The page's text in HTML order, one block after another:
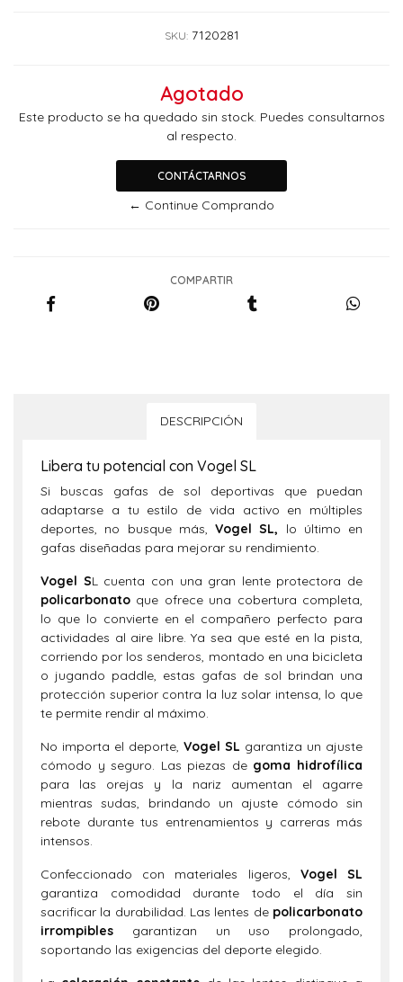
SKU: 7120281
Agotado
Este producto se ha quedado sin stock. Puedes consultarnos
al respecto.
CONTÁCTARNOS
← Continue Comprando
COMPARTIR
DESCRIPCIÓN
Libera tu potencial con Vogel SL
Si buscas gafas de sol deportivas que puedan
adaptarse a tu estilo de vida activo en múltiples
deportes, no busque más, Vogel SL, lo último en
gafas diseñadas para mejorar su rendimiento.
Vogel SL cuenta con una gran lente protectora de
policarbonato que ofrece una cobertura completa,
lo que lo convierte en el compañero perfecto para
actividades al aire libre. Ya sea que esté en la pista,
corriendo por los senderos, montado en una bicicleta
o jugando paddle, estas gafas de sol brindan una
protección superior contra la luz solar intensa, lo que
te permite rendir al máximo.
No importa el deporte, Vogel SL garantiza un ajuste
cómodo y seguro. Las piezas de goma hidrofílica
para las orejas y la nariz aumentan el agarre
mientras sudas, brindando un ajuste cómodo sin
rebote durante tus entrenamientos y carreras más
intensos.
Confeccionado con materiales ligeros,
Vogel SL
garantiza comodidad durante todo el día sin
sacrificar la durabilidad. Las lentes de policarbonato
irrompibles garantizan un uso prolongado,
soportando las exigencias del deporte elegido.